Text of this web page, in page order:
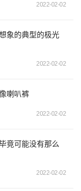
2022-02-02
象的典型的极光
2022-02-02
喇叭裤
2022-02-02
竟可能没有那么
2022-02-02